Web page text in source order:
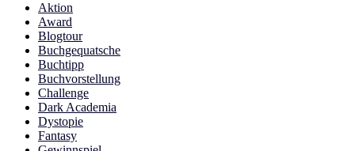
Aktion
Award
Blogtour
Buchgequatsche
Buchtipp
Buchvorstellung
Challenge
Dark Academia
Dystopie
Fantasy